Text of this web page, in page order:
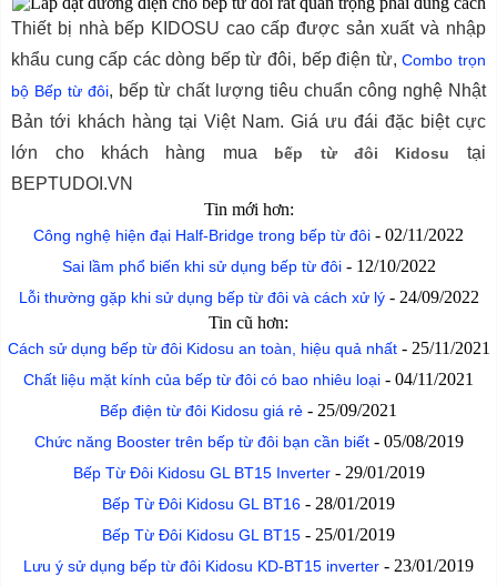
Thiết bị nhà bếp KIDOSU cao cấp được sản xuất và nhập
khẩu cung cấp các dòng bếp từ đôi, bếp điện từ,Combo trọn
bộ Bếp từ đôi, bếp từ chất lượng tiêu chuẩn công nghệ Nhật
Bản tới khách hàng tại Việt Nam. Giá ưu đái đặc biệt cực
lớn cho khách hàng mua bếp từ đôi Kidosu
tại
BEPTUDOI.VN
Tin mới hơn:
Công nghệ hiện đại Half-Bridge trong bếp từ đôi - 02/11/2022
Sai lầm phổ biến khi sử dụng bếp từ đôi- 12/10/2022
Lỗi thường gặp khi sử dụng bếp từ đôi và cách xử lý- 24/09/2022
Tin cũ hơn:
Cách sử dụng bếp từ đôi Kidosu an toàn, hiệu quả nhất- 25/11/2021
Chất liệu mặt kính của bếp từ đôi có bao nhiêu loại - 04/11/2021
Bếp điện từ đôi Kidosu giá rẻ - 25/09/2021
Chức năng Booster trên bếp từ đôi bạn cần biết- 05/08/2019
Bếp Từ Đôi Kidosu GL BT15 Inverter- 29/01/2019
Bếp Từ Đôi Kidosu GL BT16 - 28/01/2019
Bếp Từ Đôi Kidosu GL BT15 - 25/01/2019
Lưu ý sử dụng bếp từ đôi Kidosu KD-BT15 inverter - 23/01/2019